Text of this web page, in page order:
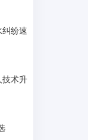
纷速
技术升